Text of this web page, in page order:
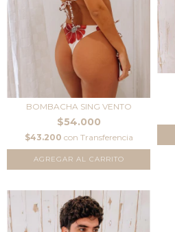
BOMBACHA SING VENTO
$54.000
$43.200 con Transferencia
AGREGAR AL CARRITO